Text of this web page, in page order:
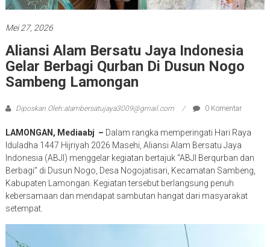
Mei 27, 2026
Aliansi Alam Bersatu Jaya Indonesia
Gelar Berbagi Qurban Di Dusun Nogo
Sambeng Lamongan
Diposkan Oleh:alambersatujaya3009@gmail.com 0 Komentar
LAMONGAN, Mediaabj – Dalam rangka memperingati Hari Raya
Iduladha 1447 Hijriyah 2026 Masehi, Aliansi Alam Bersatu Jaya
Indonesia (ABJI) menggelar kegiatan bertajuk “ABJI Berqurban dan
Berbagi” di Dusun Nogo, Desa Nogojatisari, Kecamatan Sambeng,
Kabupaten Lamongan. Kegiatan tersebut berlangsung penuh
kebersamaan dan mendapat sambutan hangat dari masyarakat
setempat.